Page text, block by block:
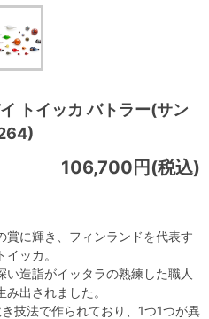
トイッカ バトラー(サン
106,700円(税込)
に輝き、フィンランドを代表す
ッカ。
造詣がイッタラの熟練した職人
出されました。
技法で作られており、1つ1つが異